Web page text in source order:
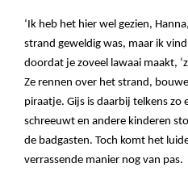
‘Ik heb het hier wel gezien,
strand geweldig was, maar ik vind
doordat je zoveel lawaai maakt,
Ze rennen over het strand,
piraatje. Gijs is daarbij telkens
schreeuwt en andere kinderen
de badgasten. Toch komt het
verrassende manier nog van pas.